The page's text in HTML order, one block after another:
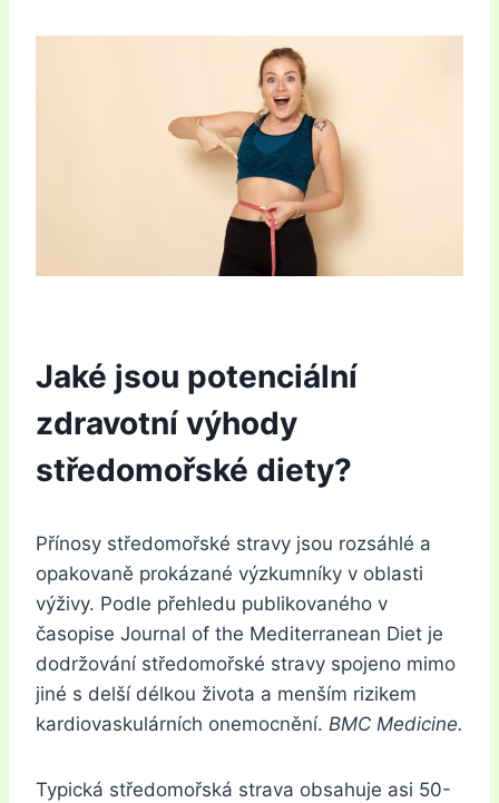
Jaké jsou potenciální
zdravotní výhody
středomořské diety?
Přínosy středomořské stravy jsou rozsáhlé a
opakovaně prokázané výzkumníky v oblasti
výživy. Podle přehledu publikovaného v
časopise Journal of the Mediterranean Diet je
dodržování středomořské stravy spojeno mimo
jiné s delší délkou života a menším rizikem
kardiovaskulárních onemocnění. BMC Medicine.
Typická středomořská strava obsahuje asi 50-